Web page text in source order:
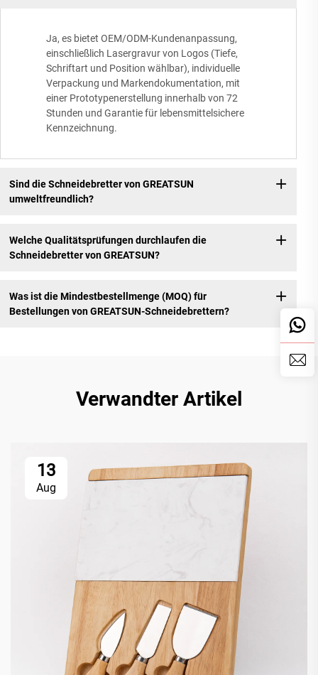
Ja, es bietet OEM/ODM-Kundenanpassung,
einschließlich Lasergravur von Logos (Tiefe,
Schriftart und Position wählbar), individuelle
Verpackung und Markendokumentation, mit
einer Prototypenerstellung innerhalb von 72
Stunden und Garantie für lebensmittelsichere
Kennzeichnung.
Sind die Schneidebretter von GREATSUN
umweltfreundlich?
Welche Qualitätsprüfungen durchlaufen die
Schneidebretter von GREATSUN?
Was ist die Mindestbestellmenge (MOQ) für
Bestellungen von GREATSUN-Schneidebrettern?
Verwandter Artikel
13
Aug